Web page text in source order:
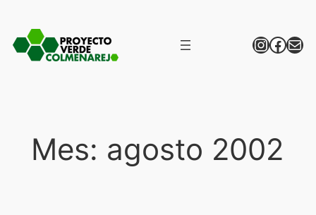
contenido
Mes: agosto 2002